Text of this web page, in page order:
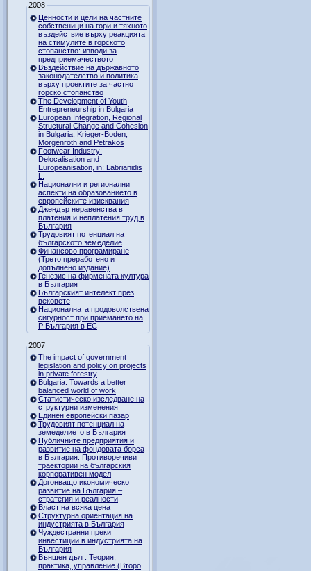
2008
Ценности и цели на частните
собственици на гори и тяхното
въздействие върху реакцията
на стимулите в горското
стопанство: изводи за
предприемачеството
Въздействие на държавното
законодателство и политика
върху проектите за частно
горско стопанство
The Development of Youth
Entrepreneurship in Bulgaria
European Integration, Regional
Structural Change and Cohesion
in Bulgaria, Krieger-Boden,
Morgenroth and Petrakos
Footwear Industry:
Delocalisation and
Europeanisation, in: Labrianidis
L.
Национални и регионални
аспекти на образованието в
европейските изисквания
Джендър неравенства в
платения и неплатения труд в
България
Трудовият потенциал на
българското земеделие
Финансово програмиране
(Трето преработено и
допълнено издание)
Генезис на фирмената култура
в България
Българският интелект през
вековете
Националната продоволствена
сигурност при приемането на
Р България в ЕС
2007
The impact of government
legislation and policy on projects
in private forestry
Bulgaria: Towards a better
balanced world of work
Статистическо изследване на
структурни изменения
Единен европейски пазар
Трудовият потенциал на
земеделието в България
Публичните предприятия и
развитие на фондовата борса
в България: Противоречиви
траектории на българския
корпоративен модел
Догонващо икономическо
развитие на България –
стратегия и реалности
Власт на всяка цена
Структурна ориентация на
индустрията в България
Чуждестранни преки
инвестиции в индустрията на
България
Външен дълг: Теория,
практика, управление (Второ